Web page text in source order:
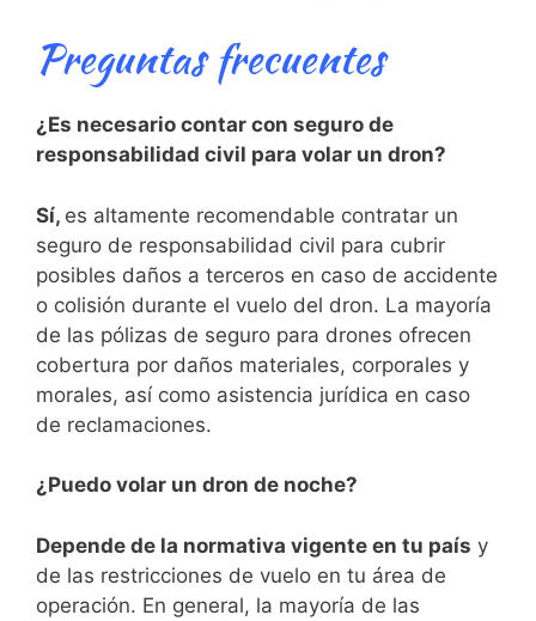
Preguntas frecuentes
¿Es necesario contar con seguro de
responsabilidad civil para volar un ‍dron?
Sí, es altamente recomendable contratar un
seguro de responsabilidad civil para cubrir
posibles daños a terceros en caso de accidente
o colisión ⁤durante el vuelo del dron. La mayoría
de las pólizas de seguro para drones ofrecen‍
cobertura⁤ por daños materiales, corporales y
⁢morales,‍ así‍ como asistencia jurídica en caso
⁤de reclamaciones.
¿Puedo volar un dron de noche?
Depende de la normativa vigente en tu país y
de las restricciones de⁢ vuelo en tu área de
operación. En general, la mayoría de las⁣